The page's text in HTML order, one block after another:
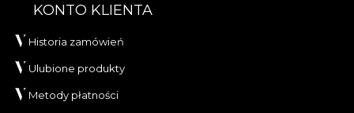
KONTO KLIENTA
Historia zamówień
Ulubione produkty
Metody płatności